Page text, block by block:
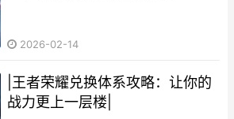
2026-02-14
|王者荣耀兑换体系攻略：让你的
战力更上一层楼|